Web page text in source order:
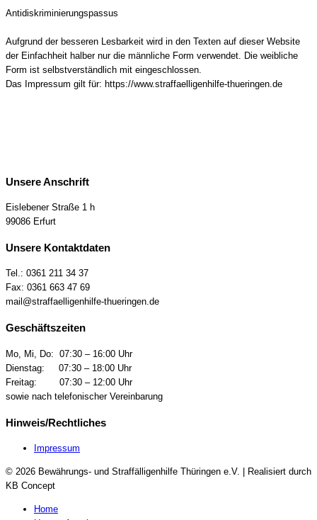
Antidiskriminierungspassus
Aufgrund der besseren Lesbarkeit wird in den Texten auf dieser Website
der Einfachheit halber nur die männliche Form verwendet. Die weibliche
Form ist selbstverständlich mit eingeschlossen.
Das Impressum gilt für: https://www.straffaelligenhilfe-thueringen.de
Unsere Anschrift
Eislebener Straße 1 h
99086 Erfurt
Unsere Kontaktdaten
Tel.: 0361 211 34 37
Fax: 0361 663 47 69
mail@straffaelligenhilfe-thueringen.de
Geschäftszeiten
Mo, Mi, Do: 07:30 – 16:00 Uhr
Dienstag: 07:30 – 18:00 Uhr
Freitag: 07:30 – 12:00 Uhr
sowie nach telefonischer Vereinbarung
Hinweis/Rechtliches
Impressum
© 2026 Bewährungs- und Straffälligenhilfe Thüringen e.V. | Realisiert durch
KB Concept
Home